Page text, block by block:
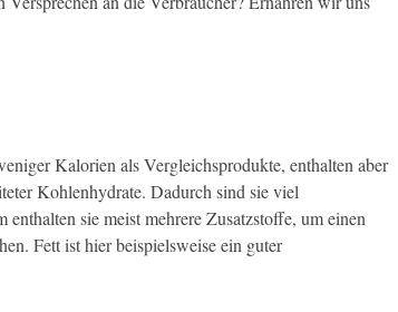
Kalorien als Vergleichsprodukte, enthalten aber
Kohlenhydrate. Dadurch sind sie viel
sie meist mehrere Zusatzstoffe, um einen
Fett ist hier beispielsweise ein guter